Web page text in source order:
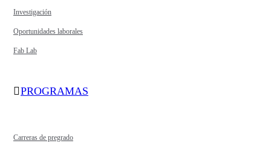
Investigación
Oportunidades laborales
Fab Lab
PROGRAMAS
Carreras de pregrado